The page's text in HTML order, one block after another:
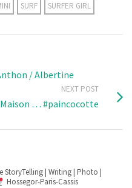
SURF SURFER GIRL
/ Albertine
NEXT POST
Maison … #paincocotte
StoryTelling | Writing | Photo |
Hossegor-Paris-Cassis